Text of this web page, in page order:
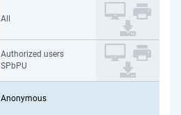
All
Authorized users
SPbPU
Anonymous